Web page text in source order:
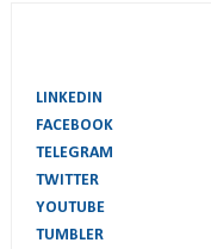
LINKEDIN
FACEBOOK
TELEGRAM
TWITTER
YOUTUBE
TUMBLER